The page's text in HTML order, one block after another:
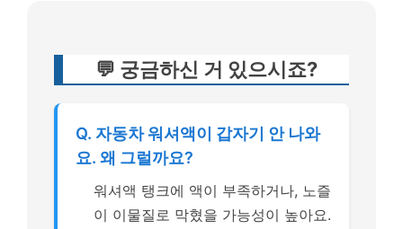
💬 궁금하신 거 있으시죠?
Q. 자동차 워셔액이 갑자기 안 나와
요. 왜 그럴까요?
워셔액 탱크에 액이 부족하거나, 노즐
이 이물질로 막혔을 가능성이 높아요.